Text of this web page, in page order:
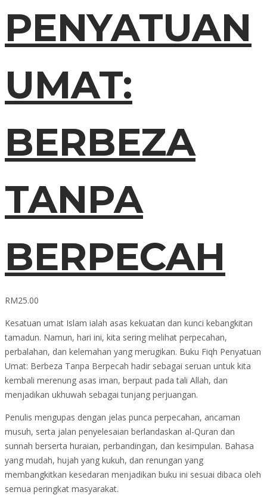
PENYATUAN
UMAT:
BERBEZA
TANPA
BERPECAH
RM25.00
Kesatuan umat Islam ialah asas kekuatan dan kunci kebangkitan
tamadun. Namun, hari ini, kita sering melihat perpecahan,
perbalahan, dan kelemahan yang merugikan. Buku Fiqh Penyatuan
Umat: Berbeza Tanpa Berpecah hadir sebagai seruan untuk kita
kembali merenung asas iman, berpaut pada tali Allah, dan
menjadikan ukhuwah sebagai tunjang perjuangan.
Penulis mengupas dengan jelas punca perpecahan, ancaman
musuh, serta jalan penyelesaian berlandaskan al-Quran dan
sunnah berserta huraian, perbandingan, dan kesimpulan. Bahasa
yang mudah, hujah yang kukuh, dan renungan yang
membangkitkan kesedaran menjadikan buku ini sesuai dibaca oleh
semua peringkat masyarakat.